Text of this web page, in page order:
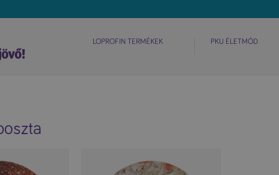
LOPROFIN TERMÉKEK PKU ÉLETMÓD